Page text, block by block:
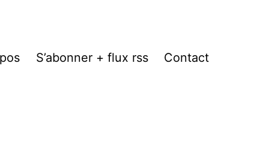
S’abonner + flux rss Contact